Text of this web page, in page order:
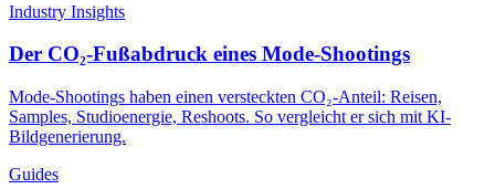
Industry Insights
Der CO₂-Fußabdruck eines Mode-Shootings
Mode-Shootings haben einen versteckten CO₂-Anteil: Reisen,
Samples, Studioenergie, Reshoots. So vergleicht er sich mit KI-
Bildgenerierung.
Guides